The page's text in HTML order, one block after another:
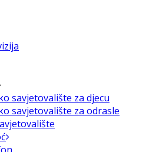
savjetovalište za djecu
savjetovalište za odrasle